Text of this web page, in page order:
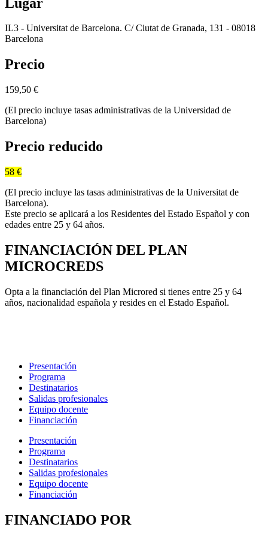
IL3 - Universitat de Barcelona. C/ Ciutat de Granada, 131 - 08018
Barcelona
Precio
159,50 €
(El precio incluye tasas administrativas de la Universidad de
Barcelona)
Precio reducido
58 €
(El precio incluye las tasas administrativas de la Universitat de
Barcelona).
Este precio se aplicará a los Residentes del Estado Español y con
edades entre 25 y 64 años.
FINANCIACIÓN DEL PLAN
MICROCREDS
Opta a la financiación del Plan Microred si tienes entre 25 y 64
años, nacionalidad española y resides en el Estado Español.
Presentación
Programa
Destinatarios
Salidas profesionales
Equipo docente
Financiación
Presentación
Programa
Destinatarios
Salidas profesionales
Equipo docente
Financiación
FINANCIADO POR